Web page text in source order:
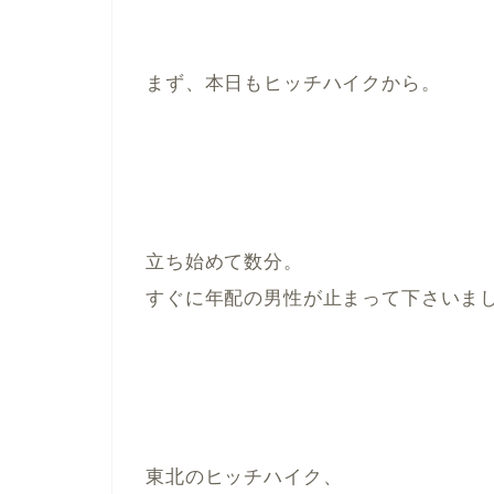
まず、本日もヒッチハイクから。
立ち始めて数分。
すぐに年配の男性が止まって下さいま
東北のヒッチハイク、